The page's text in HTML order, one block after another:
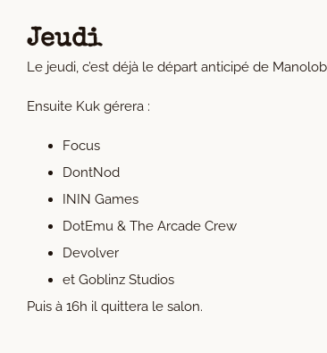
Jeudi
Le jeudi, c’est déjà le départ anticipé de
Ensuite Kuk gérera :
Focus
DontNod
ININ Games
DotEmu & The Arcade Crew
Devolver
et Goblinz Studios
Puis à 16h il quittera le salon.